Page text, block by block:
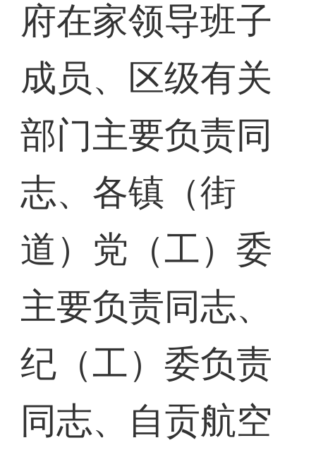
府在家领导班子
成员、区级有关
部门主要负责同
志、各镇（街
道）党（工）委
主要负责同志、
纪（工）委负责
同志、自贡航空